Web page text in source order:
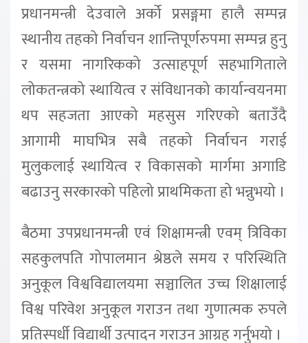
प्रधानमन्त्री देउवाले अर्को प्रसङ्गमा हालै सम्पन्न
स्थानीय तहको निर्वाचन शान्तिपूर्णरुपमा सम्पन्न हुनु
र यसमा नागरिकको उत्साहपूर्ण सहभागिताले
लोकतन्त्रको स्थायित्व र संविधानको कार्यान्वयनमा
थप सहजता आएको महसुस गरिएको बताउँदै
आगामी माघभित्र सबै तहको निर्वाचन गराई
मुलुकलाई स्थायित्व र विकासको मार्गमा अगाडि
बढाउनु सरकारको पहिलो प्राथमिकता हो भन्नुभयो ।
बैठमा उपप्रधानमन्त्री एवं शिक्षामन्त्री एवम् त्रिविका
सहकुलपति गोपालमान श्रेष्ठले समय र परिस्थिति
अनुकूल विश्वविद्यालयमा सञ्चालित उच्च शिक्षालाई
विश्व परिवेश अनुकूल गराउन तथा गुणात्मक रुपले
प्रतिस्पर्धी विद्यार्थी उत्पादन गराउन आग्रह गर्नुभयो ।